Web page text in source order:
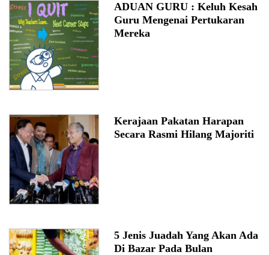
ADUAN GURU : Keluh Kesah
Guru Mengenai Pertukaran
Mereka
Kerajaan Pakatan Harapan
Secara Rasmi Hilang Majoriti
5 Jenis Juadah Yang Akan Ada
Di Bazar Pada Bulan